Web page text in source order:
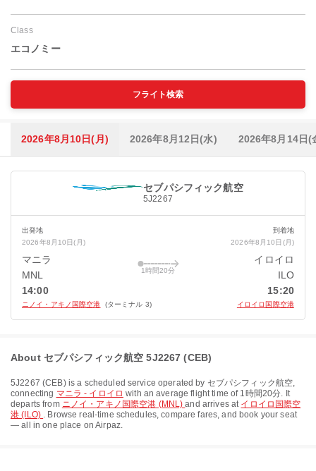
Class
エコノミー
フライト検索
2026年8月10日(月) 2026年8月12日(水) 2026年8月14日(
セブパシフィック航空
5J2267
出発地
2026年8月10日(月)
マニラ
MNL
14:00
ニノイ・アキノ国際空港 (ターミナル 3)
1時間20分
到着地
2026年8月10日(月)
イロイロ
ILO
15:20
イロイロ国際空港
About セブパシフィック航空 5J2267 (CEB)
5J2267 (CEB) is a scheduled service operated by セブパシフィック航空,
connecting マニラ - イロイロ with an average flight time of 1時間20分. It
departs from ニノイ・アキノ国際空港 (MNL)and arrives at イロイロ国際空
港 (ILO) . Browse real-time schedules, compare fares, and book your seat
— all in one place on Airpaz.